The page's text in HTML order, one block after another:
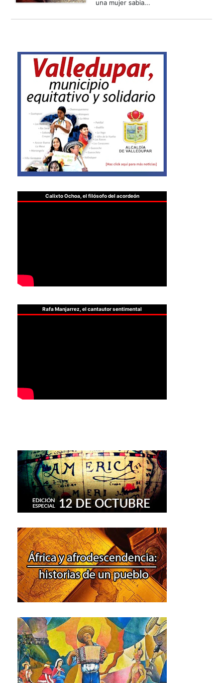
una mujer sabia...
Calixto Ochoa, el filósofo del acordeón
Rafa Manjarrez, el cantautor sentimental